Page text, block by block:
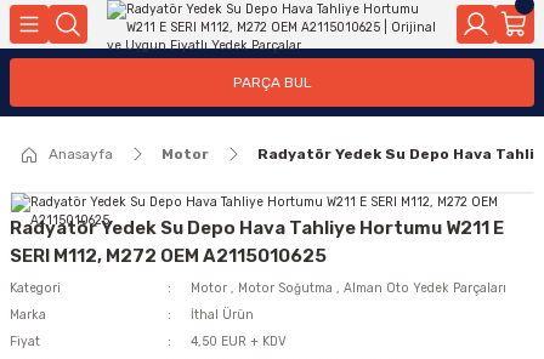
Geri Dön
Geri Dön
Geri Dön
Yakıt Pompası, Yakıt Hatları
Motor Elektrik
Ateşleme Buji Bobin Buji Kablosu
Geri Dön
Geri Dön
Geri Dön
Kollar
Geri Dön
Geri Dön
Ön Arka
Geri Dön
PARÇA BUL
Anasayfa Motor Radyatör Yedek Su Depo Hava
Radyatör Yedek Su Depo Hava Tahliye Hortumu W211 E
SERI M112, M272 OEM A2115010625
Kategori Motor , Motor Soğutma , Alman Oto Yedek Parçaları
Marka
İthal Ürün
Fiyat
4,50 EUR + KDV